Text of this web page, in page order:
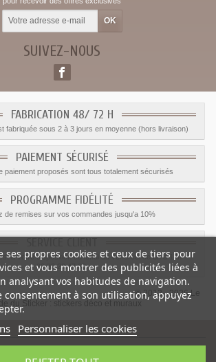
SUIVEZ-NOUS
FABRICATION 48/ 72 H
fabriquée sous 2 à 3 jours en moyenne (hors livraison)
PAIEMENT SÉCURISÉ
paiement proposés sont tous totalement sécurisés
PROGRAMME FIDÉLITÉ
de remises sur vos commandes jusqu'a 10%
a votre disposition du lundi au vendredi de 8h à 17h
09.82.28.47.69.
© 2012 - 2026 Le
du Sticker :
stickers déco et muraux
ses propres cookies et ceux de tiers pour
et vous montrer des publicités liées à
analysant vos habitudes de navigation.
consentement à son utilisation, appuyez
Personnaliser les cookies